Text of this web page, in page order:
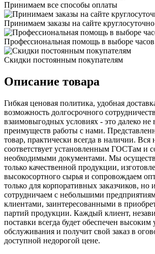
Принимаем все способы оплаты
Принимаем заказы на сайте круглосуточно
Профессиональная помощь в выборе часов
Скидки постоянным покупателям
Описание товара
Гибкая ценовая политика, удобная
возможность долгосрочного
взаимовыгодных условиях - это далеко не
преимуществ работы с нами.
товар, практически всегда в наличии.
соответствует установленным ГОСТам и
необходимыми документами. Мы
только качественной продукции,
высокосортного сырья и сопровождаем
только для корпоративных заказчиков, но
сотрудничаем с небольшими
клиентами, заинтересованными в
партий продукции. Каждый клиент,
поставки всегда будет обеспечен высоким
обслуживания и получит свой заказ в
доступной недорогой цене.